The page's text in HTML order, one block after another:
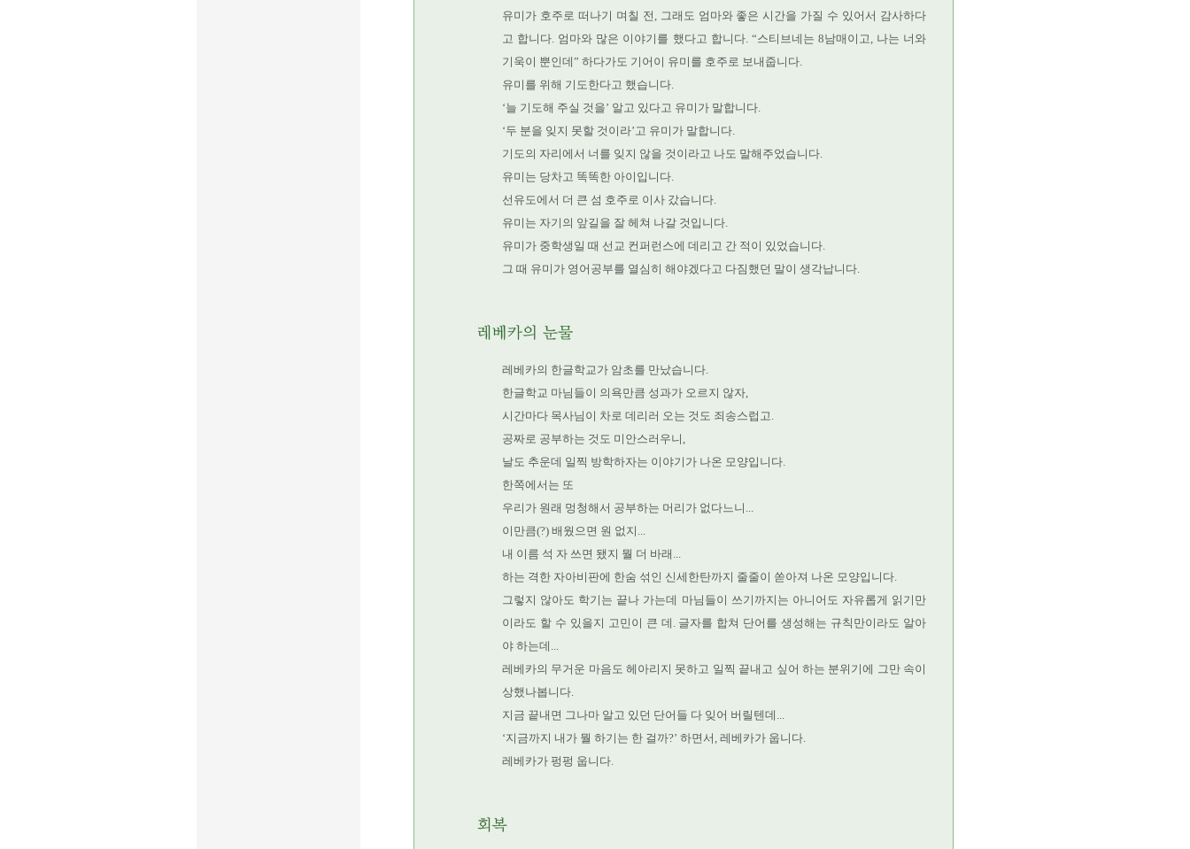
유미가 호주로 떠나기 며칠 전, 그래도 엄마와 좋은 시간을 가질 수 있어서 감사하다
고 합니다. 엄마와 많은 이야기를 했다고 합니다. “스티브네는 8남매이고, 나는 너와
기욱이 뿐인데” 하다가도 기어이 유미를 호주로 보내줍니다.
유미를 위해 기도한다고 했습니다.
‘늘 기도해 주실 것을’ 알고 있다고 유미가 말합니다.
‘두 분을 잊지 못할 것이라’고 유미가 말합니다.
기도의 자리에서 너를 잊지 않을 것이라고 나도 말해주었습니다.
유미는 당차고 똑똑한 아이입니다.
선유도에서 더 큰 섬 호주로 이사 갔습니다.
유미는 자기의 앞길을 잘 헤쳐 나갈 것입니다.
유미가 중학생일 때 선교 컨퍼런스에 데리고 간 적이 있었습니다.
그 때 유미가 영어공부를 열심히 해야겠다고 다짐했던 말이 생각납니다.
레베카의 한글학교가 암초를 만났습니다.
한글학교 마님들이 의욕만큼 성과가 오르지 않자,
시간마다 목사님이 차로 데리러 오는 것도 죄송스럽고.
공짜로 공부하는 것도 미안스러우니,
날도 추운데 일찍 방학하자는 이야기가 나온 모양입니다.
한쪽에서는 또
우리가 원래 멍청해서 공부하는 머리가 없다느니...
이만큼(?) 배웠으면 원 없지...
내 이름 석 자 쓰면 됐지 뭘 더 바래...
하는 격한 자아비판에 한숨 섞인 신세한탄까지 줄줄이 쏟아져 나온 모양입니다.
그렇지 않아도 학기는 끝나 가는데 마님들이 쓰기까지는 아니어도 자유롭게 읽기만
이라도 할 수 있을지 고민이 큰 데. 글자를 합쳐 단어를 생성해는 규칙만이라도 알아
야 하는데...
레베카의 무거운 마음도 헤아리지 못하고 일찍 끝내고 싶어 하는 분위기에 그만 속이
상했나봅니다.
지금 끝내면 그나마 알고 있던 단어들 다 잊어 버릴텐데...
‘지금까지 내가 뭘 하기는 한 걸까?’ 하면서, 레베카가 웁니다.
레베카가 펑펑 웁니다.